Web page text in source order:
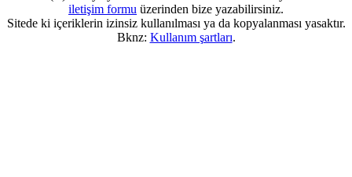
iletişim formu üzerinden bize yazabilirsiniz.
Sitede ki içeriklerin izinsiz kullanılması ya da kopyalanması yasaktır.
Bknz: Kullanım şartları.